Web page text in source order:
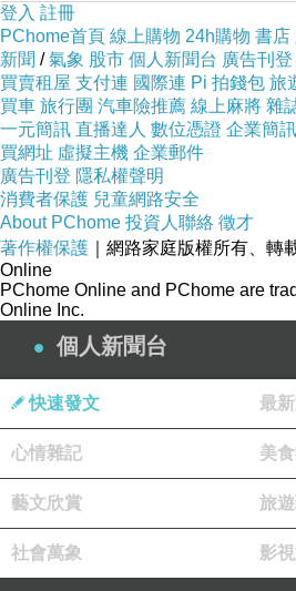
海鷹近3年都展現超強的防
是全NFL失分最少的隊伍，
Sherman）和線衛史密斯（
防守組悍將表現出色，
（Russell Wilson）和跑衛林
（Marshawn Lynch）的合
奇四分衛曼寧（Peyton
馬，今年是否也能擊潰火鍋
冠軍的明星四分衛布雷迪（
近10年來第1支成功衛冕的
新英格蘭愛國者是本季例
隊，得分全聯盟第4，失分
高達+155則是全聯盟第一。
迪，2002至05年4年内3奪
MVP，搭配破壞力十足的
（Rob Gronkowski），讓
登入 註冊
PChome首頁 線上購物 24h購物 書店
新聞 /氣象 股市 個人新聞台 廣告刊登
買賣租屋 支付連 國際連 Pi 拍錢包 旅
買車 旅行團 汽車險推薦 線上麻將 雜
一元簡訊 直播達人 數位憑證 企業簡訊
買網址 虛擬主機 企業郵件
廣告刊登 隱私權聲明
消費者保護 兒童網路安全
About PChome 投資人聯絡 徵才
著作權保護 ｜網路家庭版權所有、轉
Online
PChome Online and PChome are
Online Inc.
個人新聞台
快速發文 最
心情雜記 美
藝文欣賞 旅
社會萬象 影